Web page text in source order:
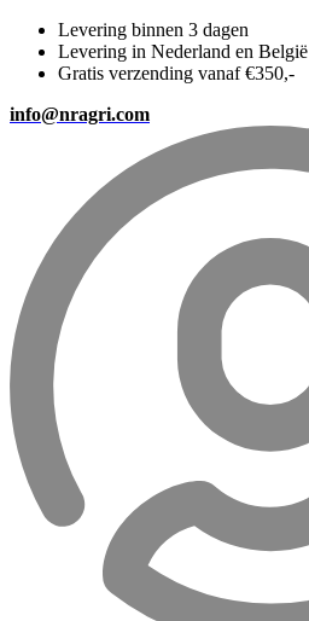
Levering binnen 3 dagen
Levering in Nederland en België
Gratis verzending vanaf €350,-
info@nragri.com